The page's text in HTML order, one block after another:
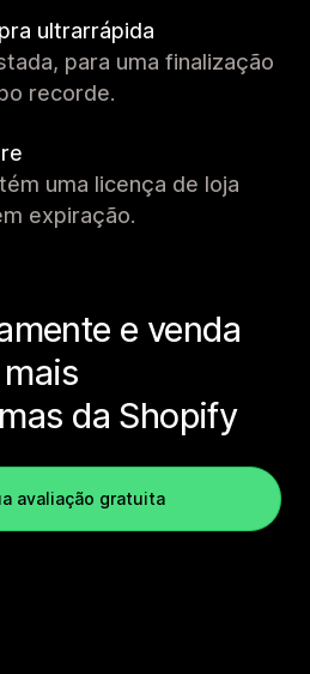
ultrarrápida
para uma finalização
recorde.
uma licença de loja
expiração.
e venda
mais
da Shopify
avaliação gratuita